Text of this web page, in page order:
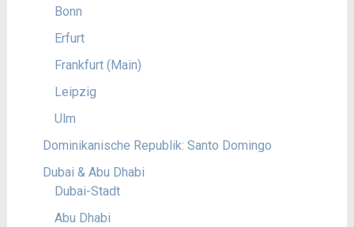
Bonn
Erfurt
Frankfurt (Main)
Leipzig
Ulm
Dominikanische Republik: Santo Domingo
Dubai & Abu Dhabi
Dubai-Stadt
Abu Dhabi